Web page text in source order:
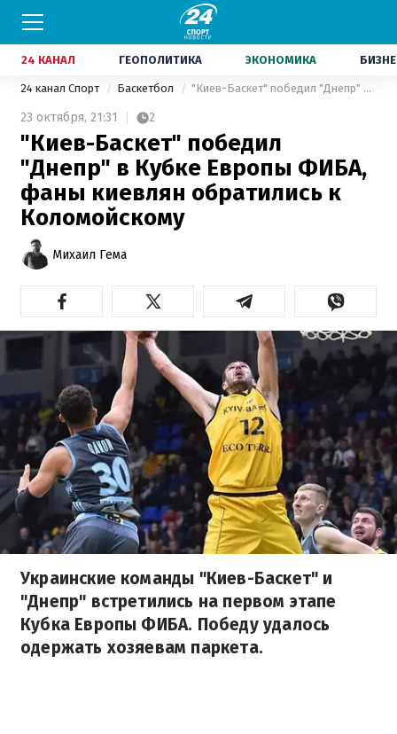
24 КАНАЛ ГЕОПОЛИТИКА ЭКОНОМИКА
24 канал Спорт Баскетбол "Киев-Баскет" победил "Днепр" в Кубке Европы ФИБА, фаны киевлян обратились к Коломойскому
23 октября, 21:31 2
"Киев-Баскет" победил
"Днепр" в Кубке Европы ФИБА,
фаны киевлян обратились к
Коломойскому
Михаил Гема
Украинские команды "Киев-Баскет" и
"Днепр" встретились на первом этапе
Кубка Европы ФИБА. Победу удалось
одержать хозяевам паркета.